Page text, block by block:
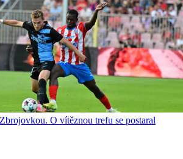
O vítěznou trefu se postaral